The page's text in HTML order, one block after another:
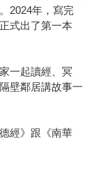
2024年，寫完
式出了第一本
一起讀經、冥
壁鄰居講故事一
經》跟《南華